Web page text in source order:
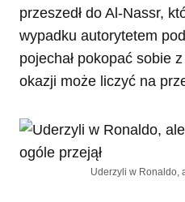
przeszedł do Al-Nassr,
wypadku autorytetem
pojechał pokopać sobie
okazji może liczyć na
Uderzyli w Ronaldo,